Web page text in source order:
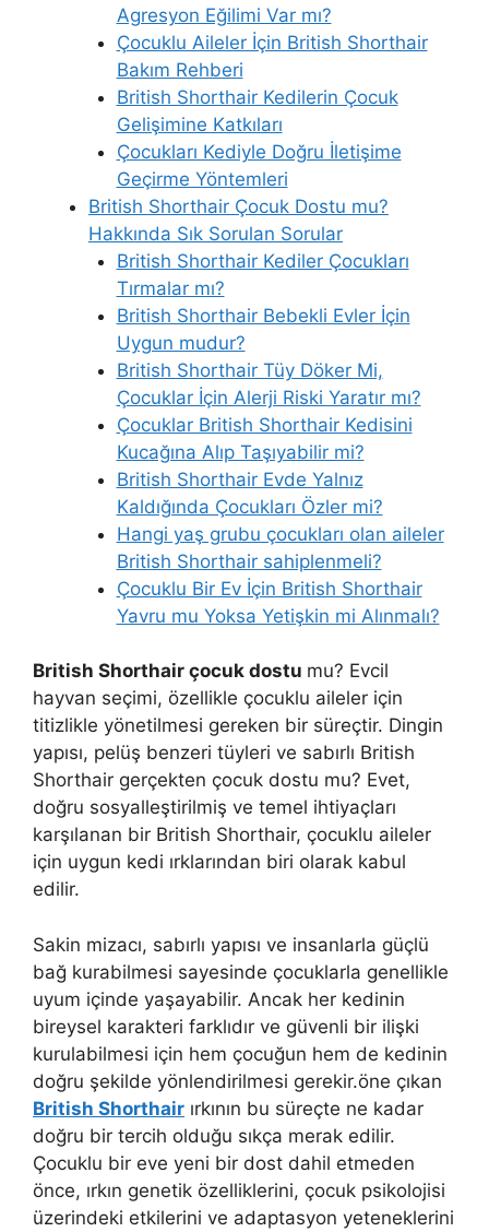
Agresyon Eğilimi Var mı?
Çocuklu Aileler İçin British Shorthair
Bakım Rehberi
British Shorthair Kedilerin Çocuk
Gelişimine Katkıları
Çocukları Kediyle Doğru İletişime
Geçirme Yöntemleri
British Shorthair Çocuk Dostu mu?
Hakkında Sık Sorulan Sorular
British Shorthair Kediler Çocukları
Tırmalar mı?
British Shorthair Bebekli Evler İçin
Uygun mudur?
British Shorthair Tüy Döker Mi,
Çocuklar İçin Alerji Riski Yaratır mı?
Çocuklar British Shorthair Kedisini
Kucağına Alıp Taşıyabilir mi?
British Shorthair Evde Yalnız
Kaldığında Çocukları Özler mi?
Hangi yaş grubu çocukları olan aileler
British Shorthair sahiplenmeli?
Çocuklu Bir Ev İçin British Shorthair
Yavru mu Yoksa Yetişkin mi Alınmalı?
British Shorthair çocuk dostu mu? Evcil
hayvan seçimi, özellikle çocuklu aileler için
titizlikle yönetilmesi gereken bir süreçtir. Dingin
yapısı, pelüş benzeri tüyleri ve sabırlı British
Shorthair gerçekten çocuk dostu mu? Evet,
doğru sosyalleştirilmiş ve temel ihtiyaçları
karşılanan bir British Shorthair, çocuklu aileler
için uygun kedi ırklarından biri olarak kabul
edilir.
Sakin mizacı, sabırlı yapısı ve insanlarla güçlü
bağ kurabilmesi sayesinde çocuklarla genellikle
uyum içinde yaşayabilir. Ancak her kedinin
bireysel karakteri farklıdır ve güvenli bir ilişki
kurulabilmesi için hem çocuğun hem de kedinin
doğru şekilde yönlendirilmesi gerekir.öne çıkan
British Shorthair ırkının bu süreçte ne kadar
doğru bir tercih olduğu sıkça merak edilir.
Çocuklu bir eve yeni bir dost dahil etmeden
önce, ırkın genetik özelliklerini, çocuk psikolojisi
üzerindeki etkilerini ve adaptasyon yeteneklerini